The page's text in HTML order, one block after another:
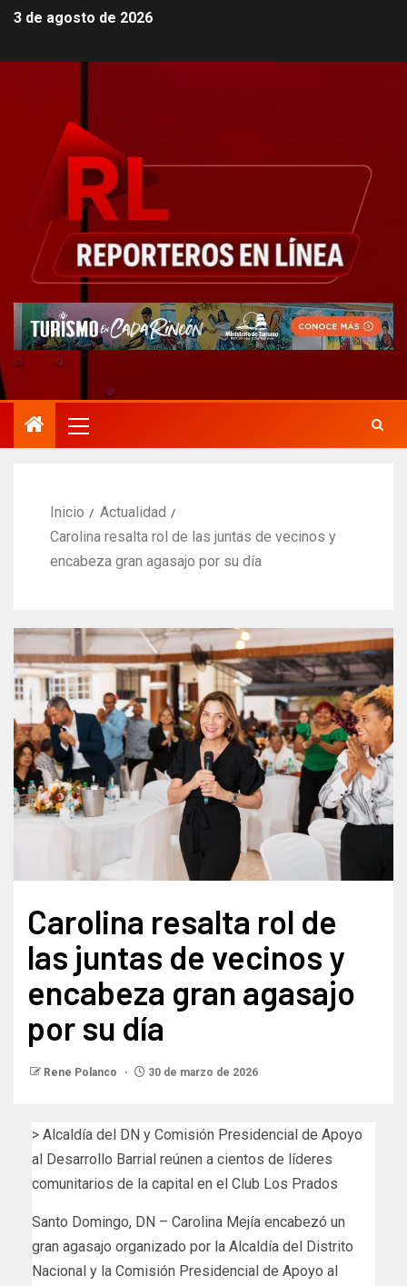
3 de agosto de 2026
Inicio
Actualidad
Carolina resalta rol de las juntas de vecinos y
encabeza gran agasajo por su día
Carolina resalta rol de
las juntas de vecinos y
encabeza gran agasajo
por su día
Rene Polanco 30 de marzo de 2026
> Alcaldía del DN y Comisión Presidencial de Apoyo
al Desarrollo Barrial reúnen a cientos de líderes
comunitarios de la capital en el Club Los Prados
Santo Domingo, DN – Carolina Mejía encabezó un
gran agasajo organizado por la Alcaldía del Distrito
Nacional y la Comisión Presidencial de Apoyo al